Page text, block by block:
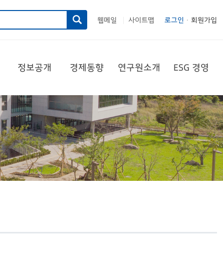
웹메일 사이트맵 로그인 회원가입
정보공개 경제동향 연구원소개 ESG 경영